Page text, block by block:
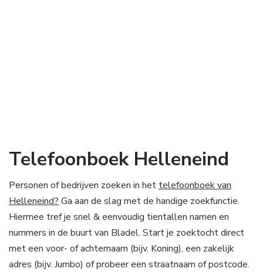
Telefoonboek Helleneind
Personen of bedrijven zoeken in het telefoonboek van
Helleneind? Ga aan de slag met de handige zoekfunctie.
Hiermee tref je snel & eenvoudig tientallen namen en
nummers in de buurt van Bladel. Start je zoektocht direct
met een voor- of achternaam (bijv. Koning), een zakelijk
adres (bijv. Jumbo) of probeer een straatnaam of postcode.